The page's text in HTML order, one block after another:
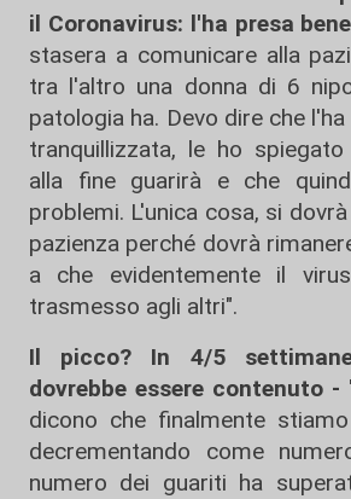
il Coronavirus: l'ha presa
stasera a comunicare alla
tra l'altro una donna di 6
patologia ha. Devo dire che
tranquillizzata, le ho
alla fine guarirà e che
problemi. L'unica cosa, si
pazienza perché dovrà
a che evidentemente il
trasmesso agli altri".
Il picco? In 4/5
dovrebbe essere contenuto -
dicono che finalmente
decrementando come
numero dei guariti ha